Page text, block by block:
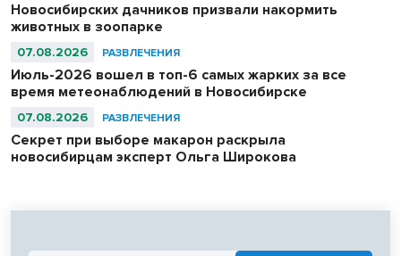
Новосибирских дачников призвали накормить
животных в зоопарке
07.08.2026 РАЗВЛЕЧЕНИЯ
Июль-2026 вошел в топ-6 самых жарких за все
время метеонаблюдений в Новосибирске
07.08.2026 РАЗВЛЕЧЕНИЯ
Секрет при выборе макарон раскрыла
новосибирцам эксперт Ольга Широкова